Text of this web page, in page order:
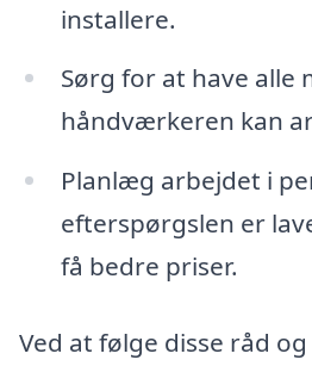
installere.
Sørg for at have alle
håndværkeren kan
Planlæg arbejdet i
efterspørgslen er
få bedre priser.
Ved at følge disse råd